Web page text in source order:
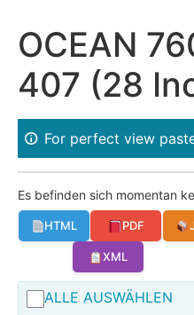
OCEAN
407 (28
For perfect view
Es befinden sich momentan
HTML PDF
XML
ALLE AUSWÄHLEN